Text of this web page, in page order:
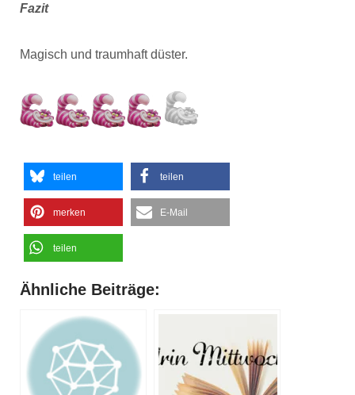
Fazit
Magisch und traumhaft düster.
teilen teilen
merken E-Mail
teilen
Ähnliche Beiträge: